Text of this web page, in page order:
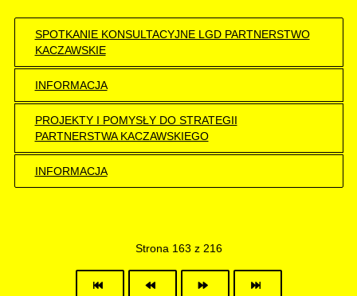
SPOTKANIE KONSULTACYJNE LGD PARTNERSTWO
KACZAWSKIE
INFORMACJA
PROJEKTY I POMYSŁY DO STRATEGII
PARTNERSTWA KACZAWSKIEGO
INFORMACJA
Strona 163 z 216